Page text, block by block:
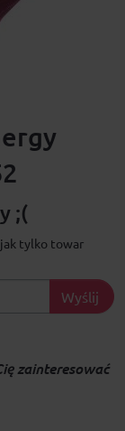
;(
tylko towar
Wyślij
zainteresować